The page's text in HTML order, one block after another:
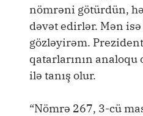
nömrəni götürdün,
dəvət edirlər. Mən
gözləyirəm.
qatarlarının analoqu
ilə tanış olur.
“Nömrə 267, 3-cü